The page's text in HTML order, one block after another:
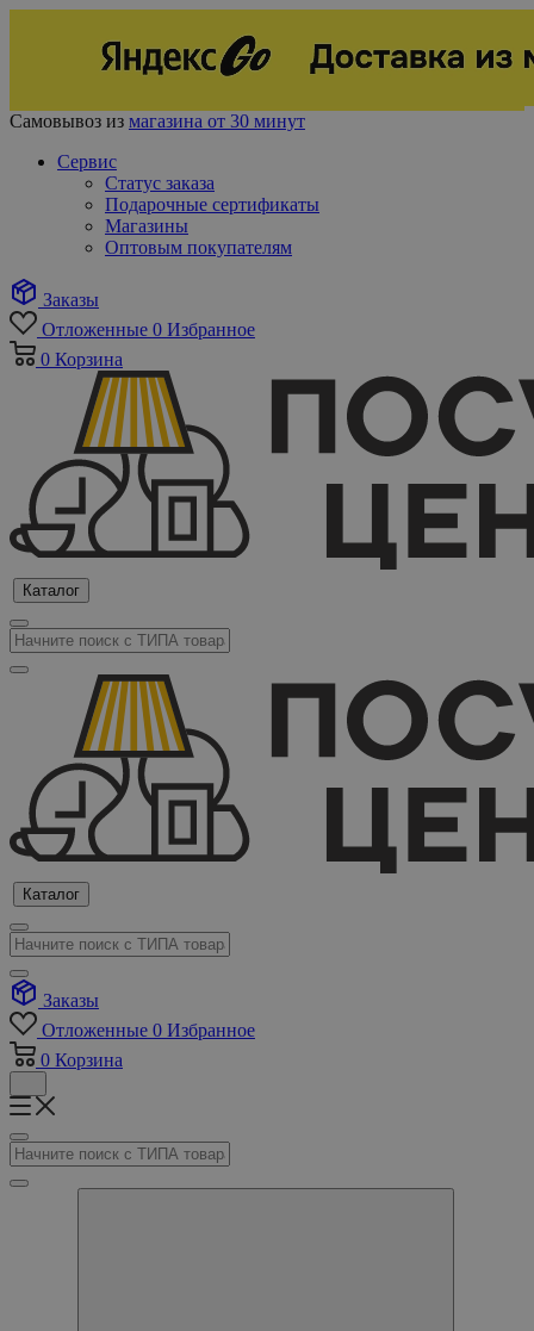
Самовывоз из магазина от 30 минут
Сервис
Статус заказа
Подарочные сертификаты
Магазины
Оптовым покупателям
Заказы
Отложенные 0 Избранное
0 Корзина
Каталог
Каталог
Заказы
Отложенные 0 Избранное
0 Корзина